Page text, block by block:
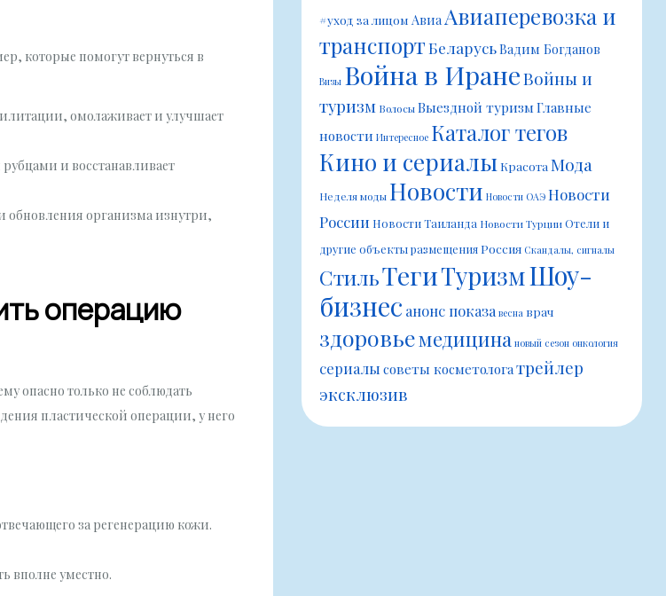
которые помогут вернуться в
омолаживает и улучшает
и восстанавливает
обновления организма изнутри,
операцию
опасно только не соблюдать
пластической операции, у него
за регенерацию кожи.
вполне уместно.
#уход за лицом Авиа Авиаперевозка и
транспортБеларусьВадим Богданов
Визы Война в ИранеВойны и
туризм ВолосыВыездной туризмГлавные
новости Интересное Каталог тегов
Кино и сериалыКрасота Мода
Неделя моды Новости Новости ОАЭ Новости
России Новости Таиланда Новости ТурцииОтели и
другие объекты размещенияРоссия Скандалы, сигналы
СтильТегиТуризмШоу-
бизнес анонс показа весна врач
здоровьемедицина новый сезон онкология
сериалы советы косметологатрейлер
эксклюзив